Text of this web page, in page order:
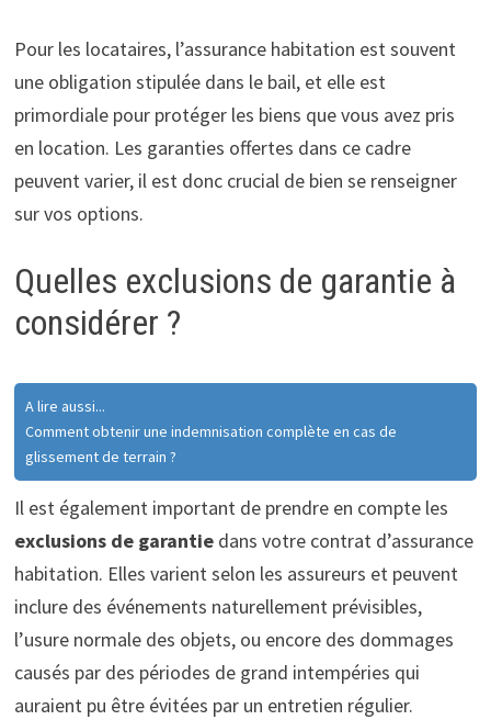
Pour les locataires, l’assurance habitation est souvent
une obligation stipulée dans le bail, et elle est
primordiale pour protéger les biens que vous avez pris
en location. Les garanties offertes dans ce cadre
peuvent varier, il est donc crucial de bien se renseigner
sur vos options.
Quelles exclusions de garantie à
considérer ?
A lire aussi...
Comment obtenir une indemnisation complète en cas de
glissement de terrain ?
Il est également important de prendre en compte les
exclusions de garantiedans votre contrat d’assurance
habitation. Elles varient selon les assureurs et peuvent
inclure des événements naturellement prévisibles,
l’usure normale des objets, ou encore des dommages
causés par des périodes de grand intempéries qui
auraient pu être évitées par un entretien régulier.